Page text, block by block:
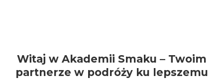
Witaj w Akademii Smaku – Twoim
partnerze w podróży ku lepszemu